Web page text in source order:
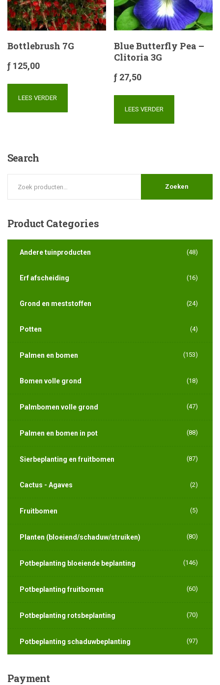
Bottlebrush 7G
ƒ 125,00
LEES VERDER
Blue Butterfly Pea –
Clitoria 3G
ƒ 27,50
LEES VERDER
Search
Zoeken
Product Categories
Andere tuinproducten (48)
Erf afscheiding (16)
Grond en meststoffen (24)
Potten (4)
Palmen en bomen (153)
Bomen volle grond (18)
Palmbomen volle grond (47)
Palmen en bomen in pot (88)
Sierbeplanting en fruitbomen (87)
Cactus - Agaves (2)
Fruitbomen (5)
Planten (bloeiend/schaduw/struiken) (80)
Potbeplanting bloeiende beplanting (146)
Potbeplanting fruitbomen (60)
Potbeplanting rotsbeplanting (70)
Potbeplanting schaduwbeplanting (97)
Payment